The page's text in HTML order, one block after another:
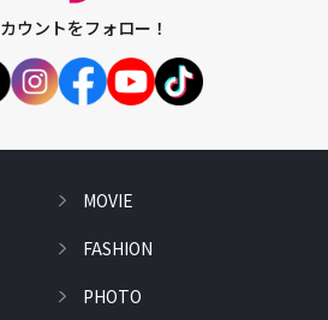
ウントをフォロー！
MOVIE
FASHION
PHOTO